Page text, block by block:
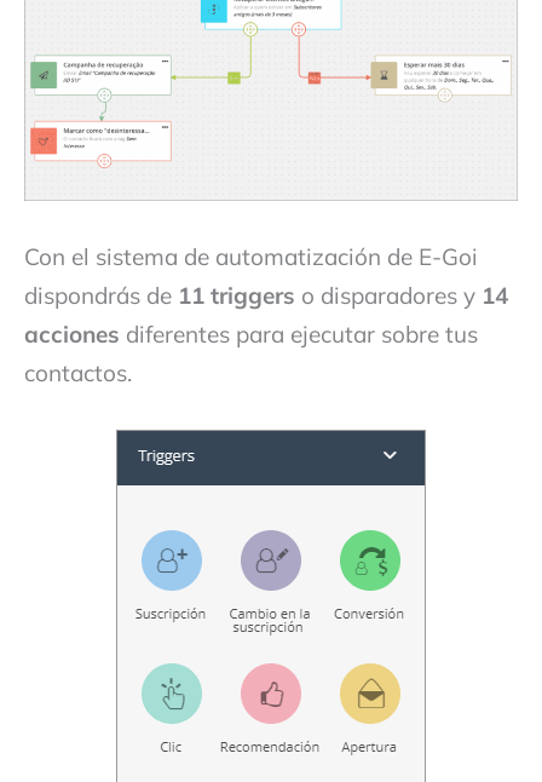
Con el sistema de automatización de E-Goi
dispondrás de 11 triggers o disparadores y 14
acciones diferentes para ejecutar sobre tus
contactos.